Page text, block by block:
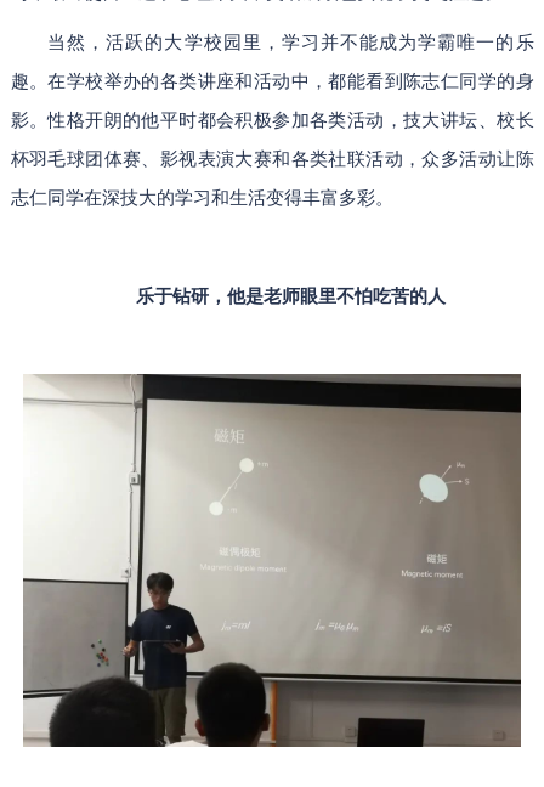
当然，活跃的大学校园里，学习并不能成为学霸唯一的乐
趣。在学校举办的各类讲座和活动中，都能看到陈志仁同学的身
影。性格开朗的他平时都会积极参加各类活动，技大讲坛、校长
杯羽毛球团体赛、影视表演大赛和各类社联活动，众多活动让陈
志仁同学在深技大的学习和生活变得丰富多彩。
乐于钻研，他是老师眼里不怕吃苦的人